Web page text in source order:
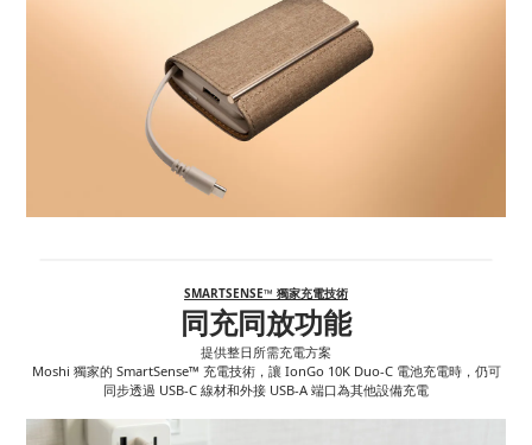
SMARTSENSE™ 獨家充電技術
同充同放功能
提供整日所需充電方案
Moshi 獨家的 SmartSense™ 充電技術，讓 IonGo 10K Duo-C 電池充電時，仍可
同步透過 USB-C 線材和外接 USB-A 端口為其他設備充電